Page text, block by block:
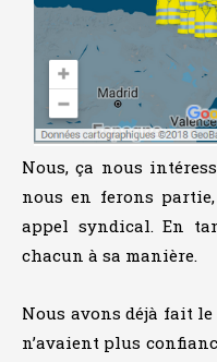
Nous, ça nous
nous en ferons
appel syndical. En
chacun à sa manière.
Nous avons déjà fait le
n’avaient plus